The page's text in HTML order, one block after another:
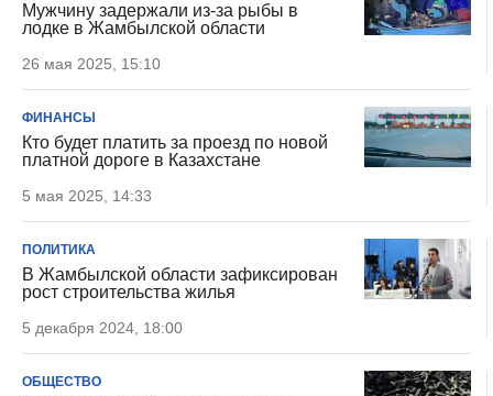
Мужчину задержали из-за рыбы в
лодке в Жамбылской области
26 мая 2025, 15:10
ФИНАНСЫ
Кто будет платить за проезд по новой
платной дороге в Казахстане
5 мая 2025, 14:33
ПОЛИТИКА
В Жамбылской области зафиксирован
рост строительства жилья
5 декабря 2024, 18:00
ОБЩЕСТВО